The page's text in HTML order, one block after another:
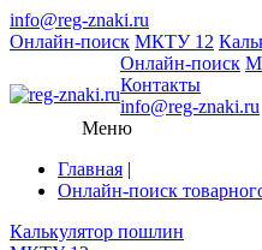
info@reg-znaki.ru
Онлайн-поиск МКТУ 12
Онлайн-поиск
Контакты
info@reg-znaki.ru
Меню
Главная |
Онлайн-поиск
Калькулятор пошлин